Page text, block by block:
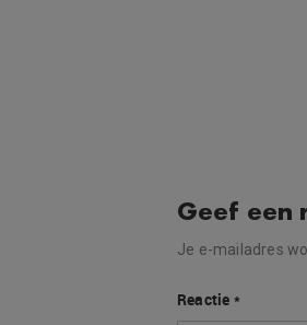
Geef een
Je e-mailadres
Reactie *